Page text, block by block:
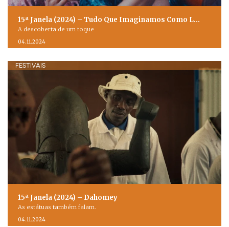
15ª Janela (2024) – Tudo Que Imaginamos Como L…
A descoberta de um toque
04.11.2024
FESTIVAIS
15ª Janela (2024) – Dahomey
As estátuas também falam.
04.11.2024